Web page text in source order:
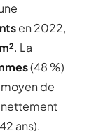
en 2022,
. La
(48 %)
de
nettement
ans).